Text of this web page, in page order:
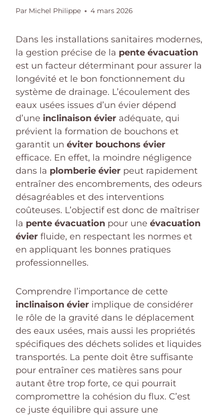
Par Michel Philippe 4 mars 2026
Dans les installations sanitaires modernes,
la gestion précise de la pente évacuation
est un facteur déterminant pour assurer la
longévité et le bon fonctionnement du
système de drainage. L’écoulement des
eaux usées issues d’un évier dépend
d’une inclinaison évier adéquate, qui
prévient la formation de bouchons et
garantit un éviter bouchons évier
efficace. En effet, la moindre négligence
dans la plomberie évier peut rapidement
entraîner des encombrements, des odeurs
désagréables et des interventions
coûteuses. L’objectif est donc de maîtriser
la pente évacuation pour une évacuation
évier fluide, en respectant les normes et
en appliquant les bonnes pratiques
professionnelles.
Comprendre l’importance de cette
inclinaison évier implique de considérer
le rôle de la gravité dans le déplacement
des eaux usées, mais aussi les propriétés
spécifiques des déchets solides et liquides
transportés. La pente doit être suffisante
pour entraîner ces matières sans pour
autant être trop forte, ce qui pourrait
compromettre la cohésion du flux. C’est
ce juste équilibre qui assure une